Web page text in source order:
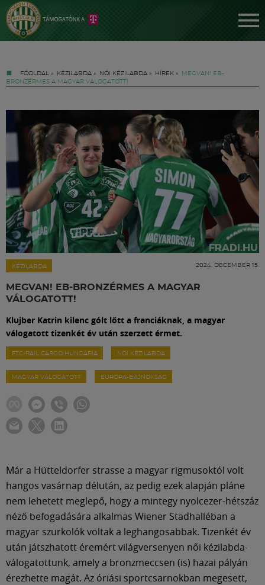
FŐOLDAL » KÉZILABDA » NŐI KÉZILABDA » HÍREK »
MEGVAN! EB-
BRONZÉRMES A MAGYAR VÁLOGATOTT!
KÉZILABDA 2024. DECEMBER 15.
MEGVAN! EB-BRONZÉRMES A MAGYAR
VÁLOGATOTT!
Klujber Katrin kilenc gólt lőtt a franciáknak, a magyar
válogatott tizenkét év után szerzett érmet.
FTC-RAIL CARGO HUNGARIA NŐI KÉZILABDA
MAGYAR VÁLOGATOTT EURÓPA-BAJNOKSÁG
Már a Hütteldorfer strasse a magyar rigmusoktól volt
hangos vasárnap délután, az pedig ezek alapján pláne
nem lehetett meglepő, hogy a mintegy nyolcezer-hétszáz
néző befogadására alkalmas Wiener Stadhalléban a
magyar szurkolók voltak a leghangosabbak. Tizenkét év
után játszhatott éremért világversenyen női kézilabda-
válogatottunk, amely a bronzmeccsen (is) hazai pályán
érezhette magát. Az óriási sportcsarnokban megesett,
Jegyek
FM YouTube +
Hírek
Labdarúgás
Meccscenter
Klub
Szolgáltatások
Közösség
Múzeum
English